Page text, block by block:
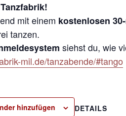
mit einem kostenlosen
tanzen.
siehst du, wie
mil.de/tanzabende/#tango
hinzufügen
DETAILS